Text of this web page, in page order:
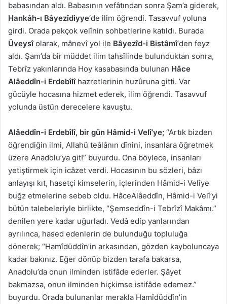
babasından aldı. Babasının vefâtından sonra Şam’a giderek,
Hankâh-ı Bâyezîdiyye‘de ilim öğrendi. Tasavvuf yoluna
girdi. Orada pekçok velînin sohbetlerine katıldı. Burada
Üveysîolarak, mânevî yol ile Bâyezîd-i Bistâmî‘den feyz
aldı. Şam’da bir müddet ilim tahsîlinde bulunduktan sonra,
Tebrîz yakınlarında Hoy kasabasında bulunan Hâce
Alâeddîn-i Erdebîlîhazretlerinin huzûruna gitti. Var
gücüyle hocasına hizmet ederek, ilim öğrendi. Tasavvuf
yolunda üstün derecelere kavuştu.
Alâeddîn-i Erdebîlî, bir gün Hâmid-i Velî’ye; “Artık bizden
öğrendiğin ilmi, Allahü teâlânın dînini, insanlara öğretmek
üzere Anadolu’ya git!” buyurdu. Ona böylece, insanları
yetiştirmek için icâzet verdi. Hocasının bu sözleri, bâzı
anlayışı kıt, hasetçi kimselerin, içlerinden Hâmid-i Velîye
buğz etmelerine sebeb oldu. HâceAlâeddîn, Hâmid-i Velî’yi
bütün talebeleriyle birlikte, “Şemseddîn-i Tebrîzî Makâmı.”
denilen yere kadar uğurladı. Vedâ edip yanlarından
ayrılınca, hased edenlerin de bulunduğu topluluğa
dönerek; “Hamîdüddîn’in arkasından, gözden kayboluncaya
kadar bakınız. Eğer dönüp bizden tarafa bakarsa,
Anadolu’da onun ilminden istifâde ederler. Şâyet
bakmazsa, onun ilminden hiçkimse istifâde edemez.”
buyurdu. Orada bulunanlar merakla Hamîdüddîn’in